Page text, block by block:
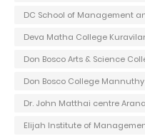
DC School of Management
Deva Matha College
Don Bosco Arts & Science
Don Bosco College Mannuthy
Dr. John Matthai centre
Elijah Institute of